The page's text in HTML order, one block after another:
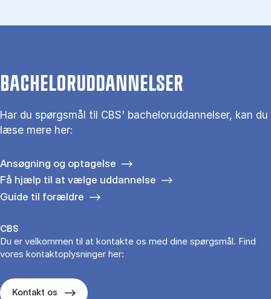
BACHELORUDDANNELSER
Har du spørgsmål til CBS' bacheloruddannelser, kan du
læse mere her:
Ansøgning og optagelse
Få hjælp til at vælge uddannelse
Guide til forældre
CBS
Du er velkommen til at kontakte os med dine spørgsmål. Find
vores kontaktoplysninger her:
Kontakt os